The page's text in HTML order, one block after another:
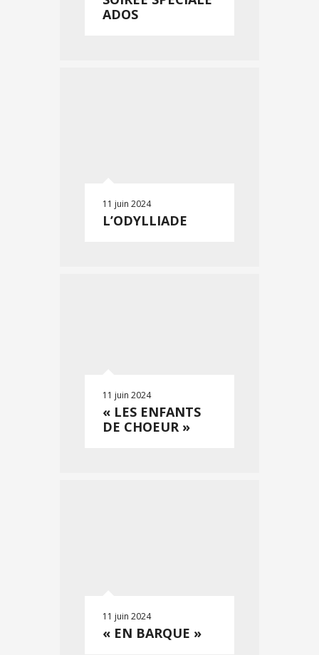
ADOS
11 juin 2024
L’ODYLLIADE
11 juin 2024
« LES ENFANTS
DE CHOEUR »
11 juin 2024
« EN BARQUE »